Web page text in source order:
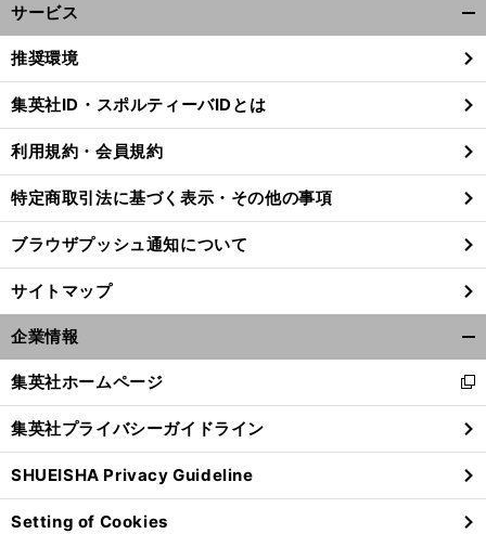
前
へ
サービス
閉
る
推奨環境
集英社ID・スポルティーバIDとは
利用規約・会員規約
特定商取引法に基づく表示・その他の事項
ブラウザプッシュ通知について
サイトマップ
企業情報
閉
る
集英社ホームページ
新
し
い
ウ
ィ
ン
ド
集英社プライバシーガイドライン
SHUEISHA Privacy Guideline
Setting of Cookies